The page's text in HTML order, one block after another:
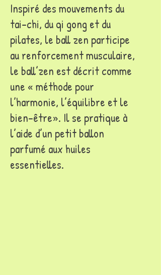
Inspiré des mouvements du
tai-chi, du qi gong et du
pilates, le ball zen participe
au renforcement musculaire,
le ball’zen est décrit comme
une « méthode pour
l’harmonie, l’équilibre et le
bien-être». Il se pratique à
l’aide d’un petit ballon
parfumé aux huiles
essentielles.